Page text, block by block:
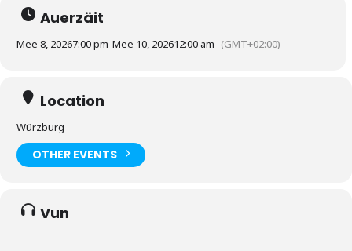
Auerzäit
Mee 8, 20267:00 pm-Mee 10, 202612:00 am (GMT+02:00)
Location
Würzburg
OTHER EVENTS
Vun